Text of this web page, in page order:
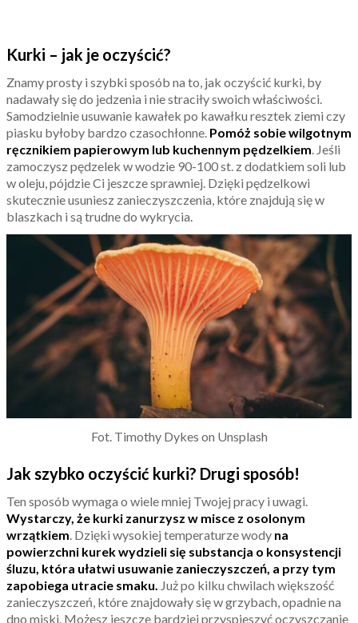
Kurki – jak je oczyścić?
Znamy prosty i szybki sposób na to, jak oczyścić kurki, by
nadawały się do jedzenia i nie straciły swoich właściwości.
Samodzielnie usuwanie kawałek po kawałku resztek ziemi czy
piasku byłoby bardzo czasochłonne. Pomóż sobie wilgotnym
ręcznikiem papierowym lub kuchennym pędzelkiem. Jeśli
zamoczysz pędzelek w wodzie 90-100 st. z dodatkiem soli lub
w oleju, pójdzie Ci jeszcze sprawniej. Dzięki pędzelkowi
skutecznie usuniesz zanieczyszczenia, które znajdują się w
blaszkach i są trudne do wykrycia.
Fot. Timothy Dykes on Unsplash
Jak szybko oczyścić kurki? Drugi sposób!
Ten sposób wymaga o wiele mniej Twojej pracy i uwagi.
Wystarczy, że kurki zanurzysz w misce z osolonym
wrzątkiem. Dzięki wysokiej temperaturze wody na
powierzchni kurek wydzieli się substancja o konsystencji
śluzu, która ułatwi usuwanie zanieczyszczeń, a przy tym
zapobiega utracie smaku. Już po kilku chwilach większość
zanieczyszczeń, które znajdowały się w grzybach, opadnie na
dno miski. Możesz jeszcze bardziej przyspieszyć oczyszczanie